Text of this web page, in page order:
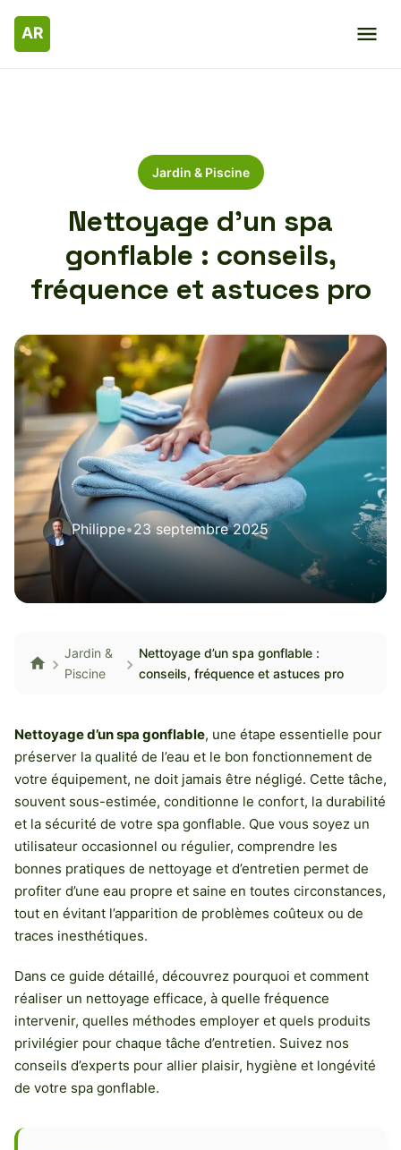
Jardin & Piscine
Nettoyage d’un spa
gonflable : conseils,
fréquence et astuces pro
Philippe•23 septembre 2025
Jardin &
Piscine
Nettoyage d’un spa gonflable :
conseils, fréquence et astuces pro
Nettoyage d’un spa gonflable, une étape essentielle pour
préserver la qualité de l’eau et le bon fonctionnement de
votre équipement, ne doit jamais être négligé. Cette tâche,
souvent sous-estimée, conditionne le confort, la durabilité
et la sécurité de votre spa gonflable. Que vous soyez un
utilisateur occasionnel ou régulier, comprendre les
bonnes pratiques de nettoyage et d’entretien permet de
profiter d’une eau propre et saine en toutes circonstances,
tout en évitant l’apparition de problèmes coûteux ou de
traces inesthétiques.
Dans ce guide détaillé, découvrez pourquoi et comment
réaliser un nettoyage efficace, à quelle fréquence
intervenir, quelles méthodes employer et quels produits
privilégier pour chaque tâche d’entretien. Suivez nos
conseils d’experts pour allier plaisir, hygiène et longévité
de votre spa gonflable.